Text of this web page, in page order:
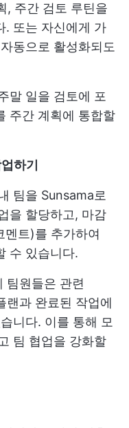
, 주간 검토 루틴을
. 또는 자신에게 가
동으로 활성화되도
말 일을 검토에 포
주간 계획에 통합할
하기
팀을 Sunsama로
을 할당하고, 마감
멘트)를 추가하여
수 있습니다.
팀원들은 관련
랜과 완료된 작업에
니다. 이를 통해 모
팀 협업을 강화할